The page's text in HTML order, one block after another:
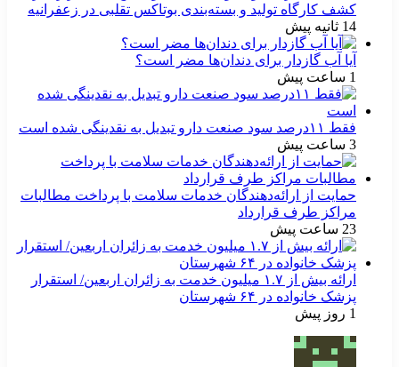
کشف کارگاه تولید و بسته‌بندی بوتاکس تقلبی در زعفرانیه
14 ثانیه پیش
آیا آب گازدار برای دندان‌ها مضر است؟
1 ساعت پیش
فقط ۱۱‌درصد سود صنعت دارو تبدیل به نقدینگی شده است
3 ساعت پیش
حمایت از ارائه‌دهندگان خدمات سلامت با پرداخت مطالبات
مراکز طرف قرارداد
23 ساعت پیش
ارائه بیش از ۱.۷ میلیون خدمت به زائران اربعین/ استقرار
پزشک خانواده در ۶۴ شهرستان
1 روز پیش